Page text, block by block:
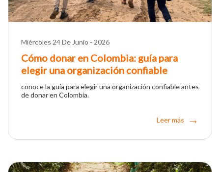
Miércoles 24 De Junio - 2026
Cómo donar en Colombia: guía para
elegir una organización confiable
conoce la guía para elegir una organización confiable antes
de donar en Colombia.
Leer más